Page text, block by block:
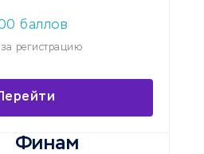
баллов
регистрацию
Финам